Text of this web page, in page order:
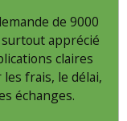
de 9000
apprécié
claires
frais, le délai,
échanges.